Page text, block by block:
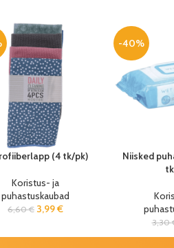
(4 tk/pk)
Koristus- ja
puhastuskaubad
6,60€ 3,99€
-40%
Niisked
3,30